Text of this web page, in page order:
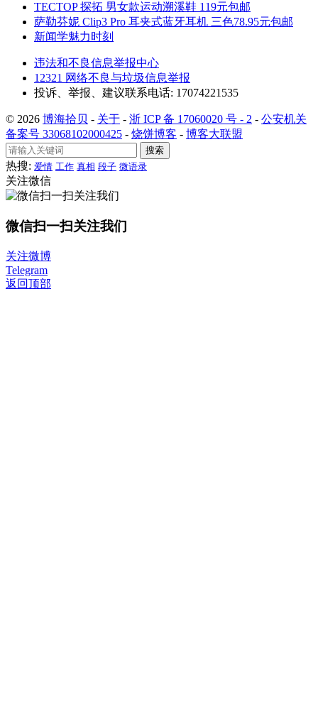
TECTOP 探拓 男女款运动溯溪鞋 119元包邮
萨勒芬妮 Clip3 Pro 耳夹式蓝牙耳机 三色78.95元包邮
新闻学魅力时刻
违法和不良信息举报中心
12321 网络不良与垃圾信息举报
投诉、举报、建议联系电话: 17074221535
© 2026 博海拾贝 - 关于 - 浙 ICP 备 17060020 号 - 2 - 公安机关
备案号 33068102000425 - 烧饼博客 - 博客大联盟
搜索
热搜: 爱情 工作 真相 段子 微语录
关注微信
微信扫一扫关注我们
关注微博
Telegram
返回顶部